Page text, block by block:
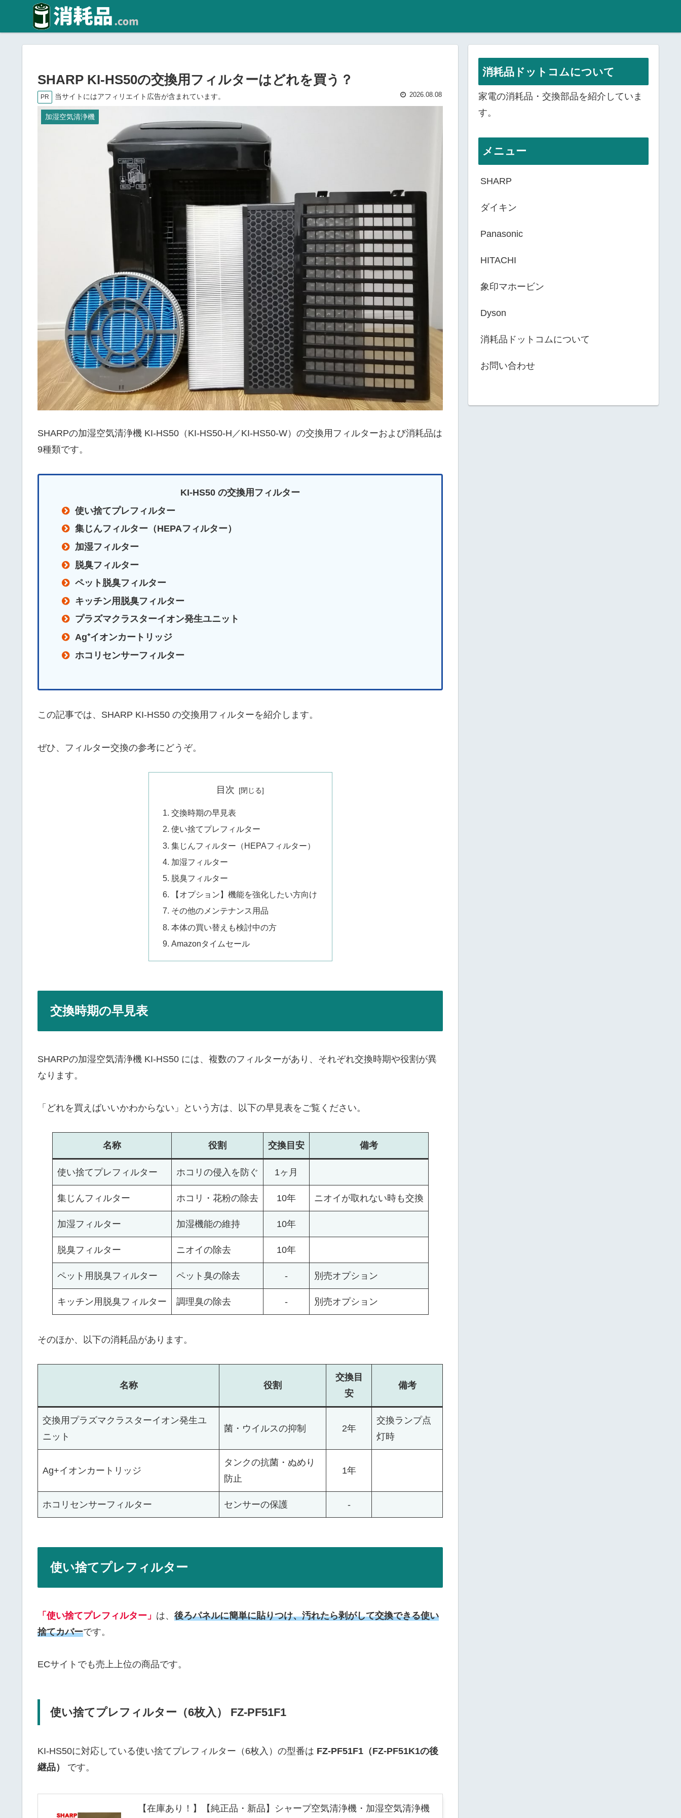
SHARP KI-HS50の交換用フィルターはどれを買う？
PR 当サイトにはアフィリエイト広告が含まれています。 2026.08.08
加湿空気清浄機
SHARPの加湿空気清浄機 KI-HS50（KI-HS50-H／KI-HS50-W）の交換用フィルターおよび消耗品は
9種類です。
KI-HS50 の交換用フィルター
使い捨てプレフィルター
集じんフィルター（HEPAフィルター）
加湿フィルター
脱臭フィルター
ペット脱臭フィルター
キッチン用脱臭フィルター
プラズマクラスターイオン発生ユニット
Ag⁺イオンカートリッジ
ホコリセンサーフィルター
この記事では、SHARP KI-HS50 の交換用フィルターを紹介します。
ぜひ、フィルター交換の参考にどうぞ。
目次
交換時期の早見表
使い捨てプレフィルター
集じんフィルター（HEPAフィルター）
加湿フィルター
脱臭フィルター
【オプション】機能を強化したい方向け
その他のメンテナンス用品
本体の買い替えも検討中の方
Amazonタイムセール
交換時期の早見表
SHARPの加湿空気清浄機 KI-HS50 には、複数のフィルターがあり、それぞれ交換時期や役割が異
なります。
「どれを買えばいいかわからない」という方は、以下の早見表をご覧ください。
名称 役割 交換目安 備考
使い捨てプレフィルター ホコリの侵入を防ぐ 1ヶ月
集じんフィルター ホコリ・花粉の除去 10年 ニオイが取れない時も交換
加湿フィルター 加湿機能の維持 10年
脱臭フィルター ニオイの除去 10年
ペット用脱臭フィルター ペット臭の除去 - 別売オプション
キッチン用脱臭フィルター 調理臭の除去 - 別売オプション
そのほか、以下の消耗品があります。
名称 役割
交換目
安
備考
交換用プラズマクラスターイオン発生ユ
ニット
菌・ウイルスの抑制 2年
交換ランプ点
灯時
Ag+イオンカートリッジ
タンクの抗菌・ぬめり
防止
1年
ホコリセンサーフィルター センサーの保護 -
使い捨てプレフィルター
「使い捨てプレフィルター」 は、 後ろパネルに簡単に貼りつけ、汚れたら剥がして交換できる使い
捨てカバーです。
ECサイトでも売上上位の商品です。
使い捨てプレフィルター（6枚入） FZ-PF51F1
KI-HS50に対応している使い捨てプレフィルター（6枚入）の型番は FZ-PF51F1（FZ-PF51K1の後
継品）
です。
【在庫あり！】【純正品・新品】シャープ空気清浄機・加湿空気清浄機
消耗品ドットコムについて
家電の消耗品・交換部品を紹介していま
す。
メニュー
SHARP
ダイキン
Panasonic
HITACHI
象印マホービン
Dyson
消耗品ドットコムについて
お問い合わせ